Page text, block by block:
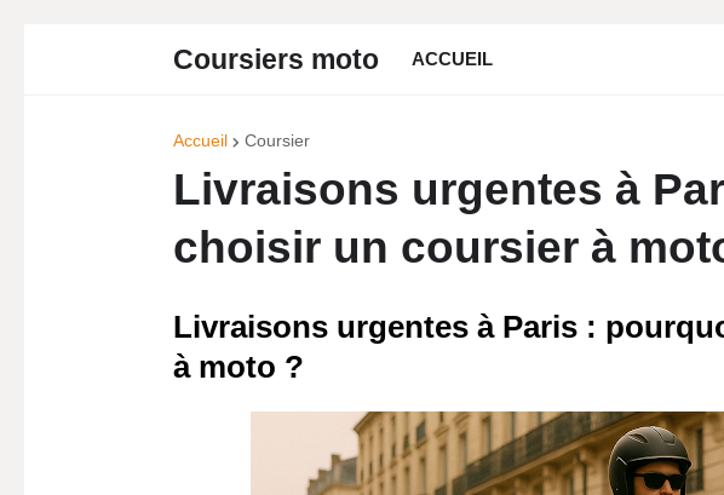
Coursiers moto ACCUEIL
Accueil Coursier
Livraisons urgentes à
choisir un coursier à
Livraisons urgentes à Paris :
à moto ?